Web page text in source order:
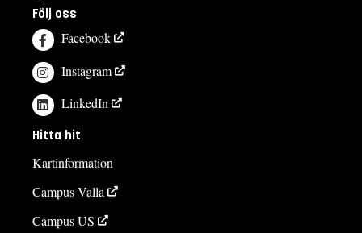
Följ oss
Facebook
Instagram
LinkedIn
Hitta hit
Kartinformation
Campus Valla
Campus US